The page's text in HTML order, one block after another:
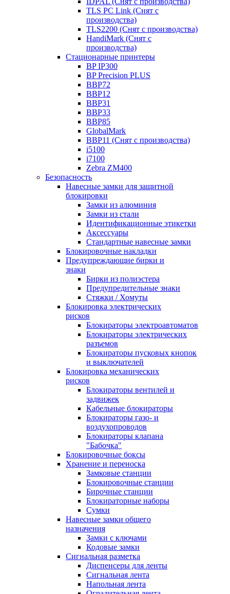
TLS PC Link (Снят с
производства)
TLS2200 (Снят с производства)
HandiMark (Снят с
производства)
Стационарные принтеры
BP IP300
BP Precision PLUS
BBP72
BBP12
BBP31
BBP33
BBP85
GlobalMark
BBP11 (Снят с производства)
i5100
i7100
Zebra ZM400
Безопасность
Навесные замки для защитной
блокировки
Замки из алюминия
Замки из стали
Идентификационные этикетки
Аксессуары
Стандартные навесные замки
Блокировочные накладки
Предупреждающие бирки и
знаки
Бирки из полиэстера
Предупредительные знаки
Стяжки / Хомуты
Блокировка электрических
рисков
Блокираторы электроавтоматов
Блокираторы электрических
разъемов
Блокираторы пусковых кнопок
и выключателей
Блокировка механических
рисков
Блокираторы вентилей и
задвижек
Кабельные блокираторы
Блокираторы газо- и
воздухопроводов
Блокираторы клапана
"Бабочка"
Блокировочные боксы
Хранение и переноска
Замковые станции
Блокировочные станции
Бирочные станции
Блокираторные наборы
Сумки
Навесные замки общего
назначения
Замки с ключами
Кодовые замки
Сигнальная разметка
Диспенсеры для ленты
Сигнальная лента
Напольная лента